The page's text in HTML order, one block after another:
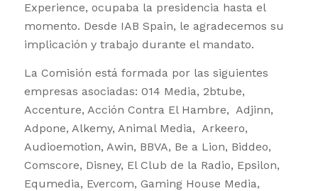
Experience, ocupaba la presidencia hasta el
momento. Desde IAB Spain, le agradecemos su
implicación y trabajo durante el mandato.
La Comisión está formada por las siguientes
empresas asociadas: 014 Media, 2btube,
Accenture, Acción Contra El Hambre, Adjinn,
Adpone, Alkemy, Animal Media, Arkeero,
Audioemotion, Awin, BBVA, Be a Lion, Biddeo,
Comscore, Disney, El Club de la Radio, Epsilon,
Equmedia, Evercom, Gaming House Media,